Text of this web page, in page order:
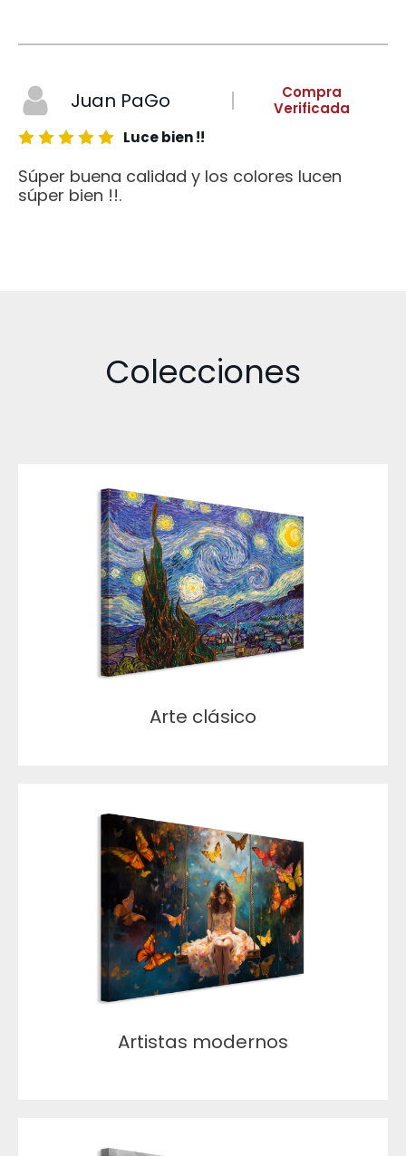
Juan PaGo
Compra
Verificada
Luce bien !!
Súper buena calidad y los colores lucen
súper bien !!.
Colecciones
Arte clásico
Artistas modernos